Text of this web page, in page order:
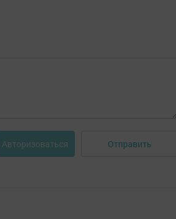
Авторизоваться Отправить